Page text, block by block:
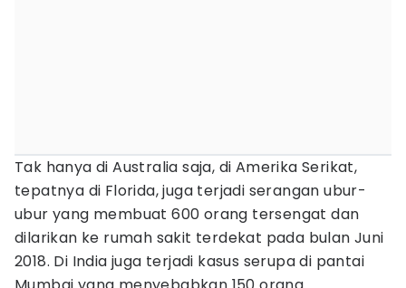
Tak hanya di Australia saja, di Amerika Serikat,
tepatnya di Florida, juga terjadi serangan ubur-
ubur yang membuat 600 orang tersengat dan
dilarikan ke rumah sakit terdekat pada bulan Juni
2018. Di India juga terjadi kasus serupa di pantai